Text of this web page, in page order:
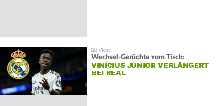
Wechsel-Gerüchte vom Tisch:
VINÍCIUS JÚNIOR VERLÄNGERT
BEI REAL